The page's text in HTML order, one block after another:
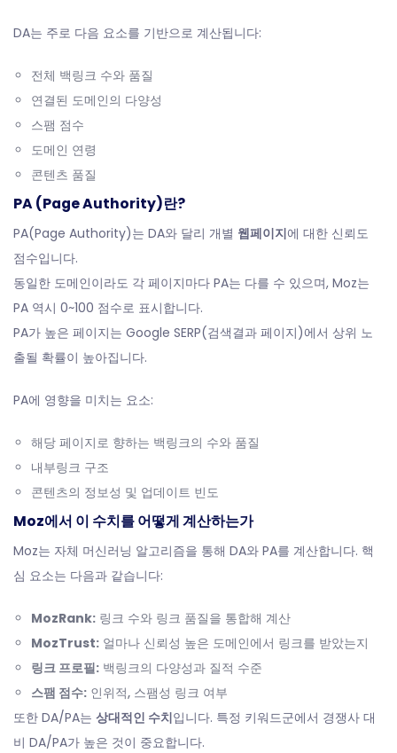
DA는 주로 다음 요소를 기반으로 계산됩니다:
전체 백링크 수와 품질
연결된 도메인의 다양성
스팸 점수
도메인 연령
콘텐츠 품질
PA (Page Authority)란?
PA(Page Authority)는 DA와 달리 개별 웹페이지에 대한 신뢰도
점수입니다.
동일한 도메인이라도 각 페이지마다 PA는 다를 수 있으며, Moz는
PA 역시 0~100 점수로 표시합니다.
PA가 높은 페이지는 Google SERP(검색결과 페이지)에서 상위 노
출될 확률이 높아집니다.
PA에 영향을 미치는 요소:
해당 페이지로 향하는 백링크의 수와 품질
내부링크 구조
콘텐츠의 정보성 및 업데이트 빈도
Moz에서 이 수치를 어떻게 계산하는가
Moz는 자체 머신러닝 알고리즘을 통해 DA와 PA를 계산합니다. 핵
심 요소는 다음과 같습니다:
MozRank: 링크 수와 링크 품질을 통합해 계산
MozTrust: 얼마나 신뢰성 높은 도메인에서 링크를 받았는지
링크 프로필: 백링크의 다양성과 질적 수준
스팸 점수: 인위적, 스팸성 링크 여부
또한 DA/PA는 상대적인 수치입니다. 특정 키워드군에서 경쟁사 대
비 DA/PA가 높은 것이 중요합니다.